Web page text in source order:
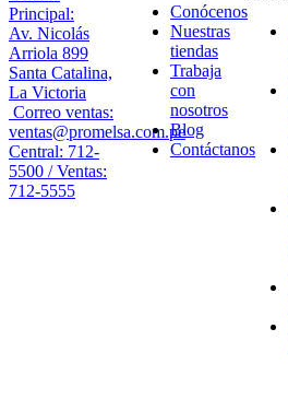
Principal:
Av. Nicolás
Arriola 899
Santa Catalina,
La Victoria
Correo ventas:
ventas@promelsa.com.pe
Central: 712-
5500 / Ventas:
712-5555
Conócenos
Nuestras
tiendas
Trabaja
con
nosotros
Blog
Contáctanos